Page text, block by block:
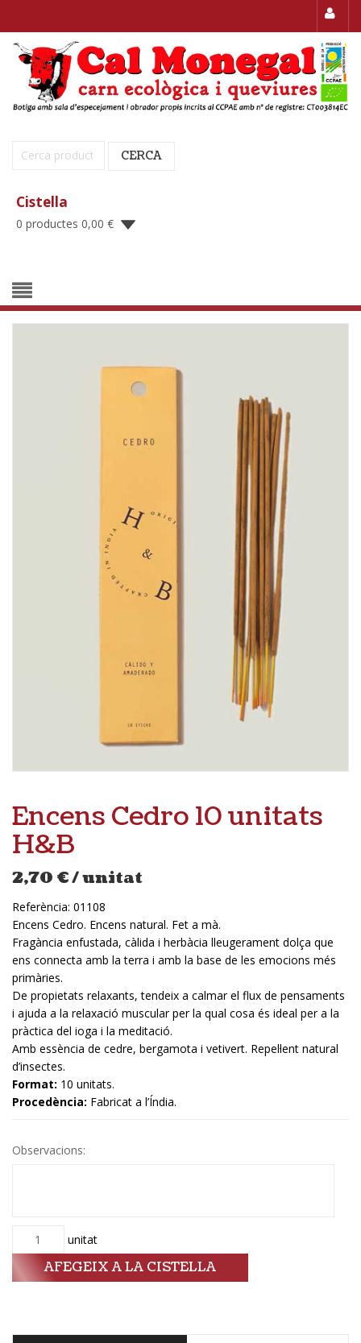
Cerca: CERCA
Cistella
0 productes 0,00 €
Encens Cedro 10 unitats
H&B
2,70 €/ unitat
Referència: 01108
Encens Cedro. Encens natural. Fet a mà.
Fragància enfustada, càlida i herbàcia lleugerament dolça que
ens connecta amb la terra i amb la base de les emocions més
primàries.
De propietats relaxants, tendeix a calmar el flux de pensaments
i ajuda a la relaxació muscular per la qual cosa és ideal per a la
pràctica del ioga i la meditació.
Amb essència de cedre, bergamota i vetivert. Repel·lent natural
d’insectes.
Format: 10 unitats.
Procedència: Fabricat a l’Índia.
Observacions:
Quantitat unitat
AFEGEIX A LA CISTELLA